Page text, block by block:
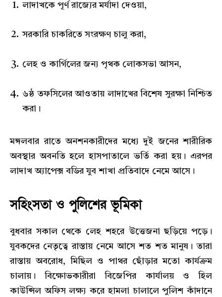
লাদাখকে পূর্ণ রাজ্যের মর্যাদা দেওয়া,
সরকারি চাকরিতে সংরক্ষণ চালু করা,
লেহ ও কার্গিলের জন্য পৃথক লোকসভা আসন,
৬ষ্ঠ তফসিলের আওতায় লাদাখের বিশেষ সুরক্ষা নিশ্চিত
করা।
মঙ্গলবার রাতে অনশনকারীদের মধ্যে দুই জনের শারীরিক
অবস্থার অবনতি হলে হাসপাতালে ভর্তি করা হয়। এরপর
লাদাখ অ্যাপেক্স বডির যুব শাখা প্রতিবাদে নেমে আসে।
সহিংসতা ও পুলিশের ভূমিকা
বুধবার সকাল থেকে লেহ শহরে উত্তেজনা ছড়িয়ে পড়ে।
যুবকদের নেতৃত্বে রাস্তায় নেমে আসে শত শত মানুষ। তারা
রাস্তায় অবরোধ, মিছিল ও পাথর ছোঁড়ার মতো কার্যক্রম
চালায়। বিক্ষোভকারীরা বিজেপির কার্যালয় ও হিল
কাউন্সিল অফিস লক্ষ্য করে হামলা চালালে পুলিশ কাঁদানে